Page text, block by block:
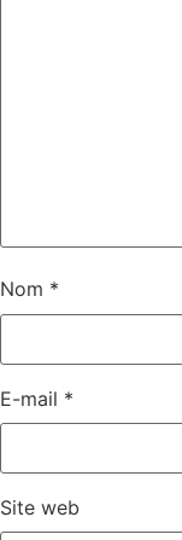
Nom *
E-mail *
Site web